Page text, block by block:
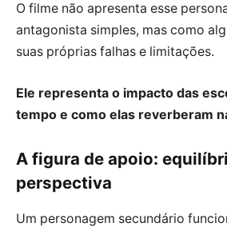
O filme não apresenta esse
antagonista simples, mas como
suas próprias falhas e limitações.
Ele representa o impacto das
tempo e como elas reverberam
A figura de apoio:
perspectiva
Um personagem secundário